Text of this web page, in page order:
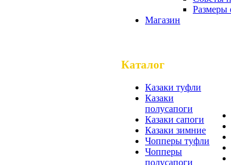
Размеры
Магазин
Каталог
Казаки туфли
Казаки
полусапоги
Казаки сапоги
Казаки зимние
Чопперы туфли
Чопперы
полусапоги